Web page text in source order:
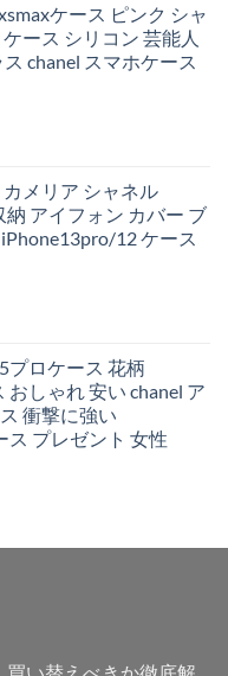
ケース ピンク シャ
ース シリコン 芸能人
chanel スマホケース
メリア シャネル
アイフォン カバー ブ
12 ケース
プロケース 花柄
しゃれ 安い chanel ア
衝撃に強い
プレゼント 女性
買い替えべきか徹底解